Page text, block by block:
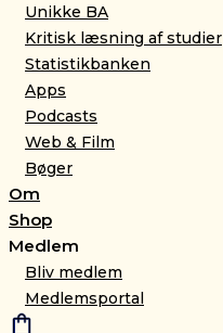
Unikke BA
Kritisk læsning af studier
Statistikbanken
Apps
Podcasts
Web & Film
Bøger
Om
Shop
Medlem
Bliv medlem
Medlemsportal